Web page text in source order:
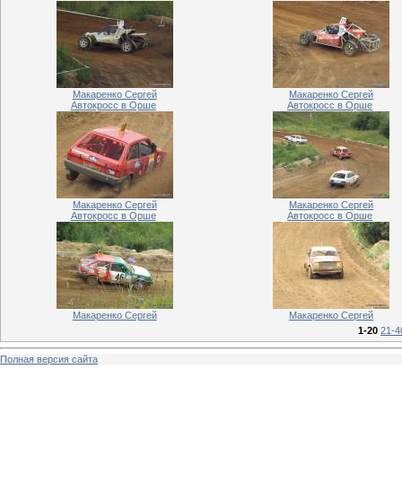
Макаренко Сергей
Макаренко Сергей
Автокросс в Орше
Макаренко Сергей
Автокросс в Орше
Макаренко Сергей
Автокросс в Орше
Макаренко Сергей
Автокросс в Орше
Макаренко Сергей
1-20 21-
Полная версия сайта